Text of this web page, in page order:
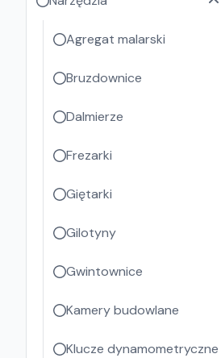
Agregat malarski
Bruzdownice
Dalmierze
Frezarki
Giętarki
Gilotyny
Gwintownice
Kamery budowlane
Klucze dynamometryczne